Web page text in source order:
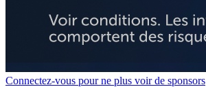
Connectez-vous pour ne plus voir de sponsors